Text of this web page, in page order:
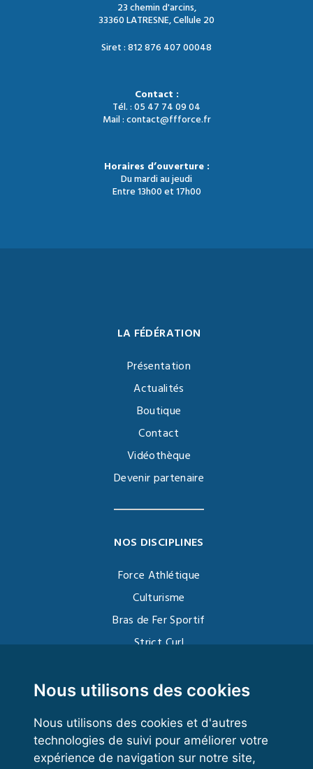
Nous utilisons des cookies
Nous utilisons des cookies et d'autres
technologies de suivi pour améliorer votre
expérience de navigation sur notre site,
23 chemin d'arcins,
33360 LATRESNE, Cellule 20
Siret : 812 876 407 00048
Contact :
Tél. : 05 47 74 09 04
Mail : contact@ffforce.fr
Horaires d’ouverture :
Du mardi au jeudi
Entre 13h00 et 17h00
LA FÉDÉRATION
Présentation
Actualités
Boutique
Contact
Vidéothèque
Devenir partenaire
NOS DISCIPLINES
Force Athlétique
Culturisme
Bras de Fer Sportif
Strict Curl
Kettlebell
VOS ESPACES